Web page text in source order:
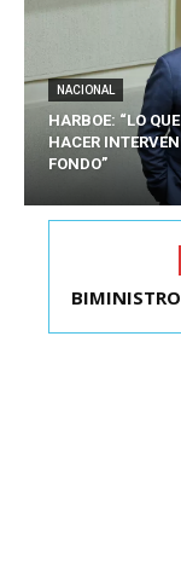
NACIONAL
HARBOE: “LO
HACER
FONDO”
KAST SE